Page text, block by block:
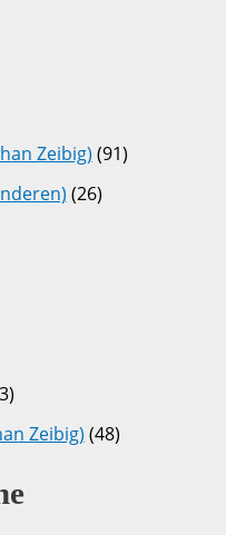
Zeibig) (91)
(26)
Zeibig) (48)